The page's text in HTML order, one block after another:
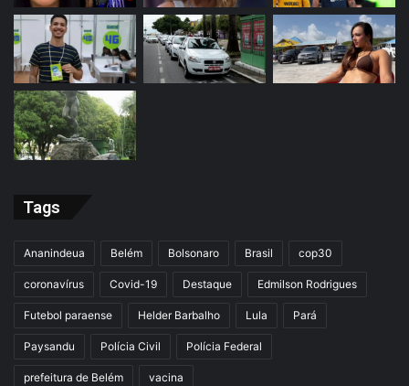
Tags
Ananindeua Belém Bolsonaro Brasil cop30
coronavírus Covid-19 Destaque Edmilson Rodrigues
Futebol paraense Helder Barbalho Lula Pará
Paysandu Polícia Civil Polícia Federal
prefeitura de Belém vacina